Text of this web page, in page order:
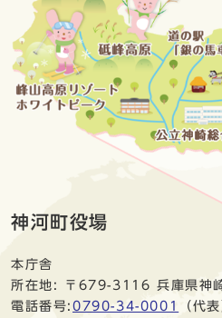
神河町役場
本庁舎
所在地: 〒679-3116 兵庫県神
電話番号: 0790-34-0001 （代